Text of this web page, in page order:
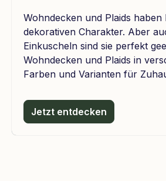
Wohndecken und Plaids haben
dekorativen Charakter. Aber
Einkuscheln sind sie perfekt
Wohndecken und Plaids in
Farben und Varianten für
Jetzt entdecken